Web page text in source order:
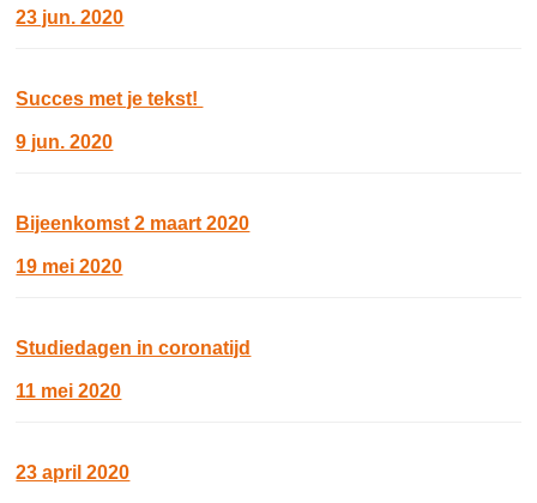
23 jun. 2020
Succes met je tekst!
9 jun. 2020
Bijeenkomst 2 maart 2020
19 mei 2020
Studiedagen in coronatijd
11 mei 2020
23 april 2020